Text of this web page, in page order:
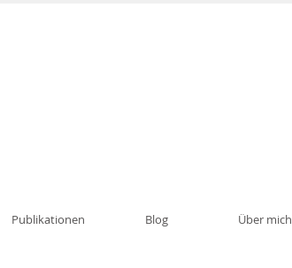
Publikationen Blog Über mich